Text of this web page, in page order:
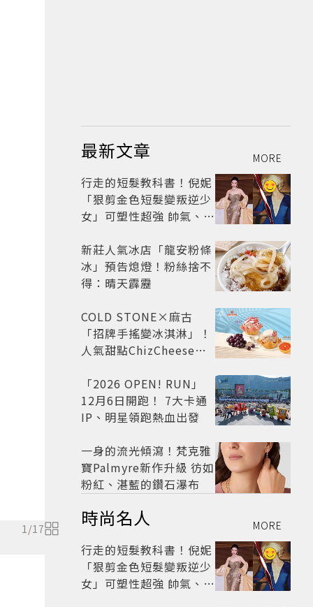
1 /17
最新文章 MORE
行走的短髮教科書！倪妮
「狠剪金色短髮變叛逆少
女」可塑性超強 帥氣、優
新莊人氣冰店「龍安粉條
冰」預告熄燈！粉絲捨不
得：晴天霹靂
COLD STONE×麻古
「招牌手搖變冰淇淋」！
人氣甜點ChizCheese快
「2026 OPEN! RUN」
12月6日開跑！ 7大卡通
IP、明星領跑熱血出發
一身的流光傾瀉！梵克雅
寶Palmyre新作升級 彷如
粉紅、湛藍的鑽石瀑布
時尚名人 MORE
行走的短髮教科書！倪妮
「狠剪金色短髮變叛逆少
女」可塑性超強 帥氣、優